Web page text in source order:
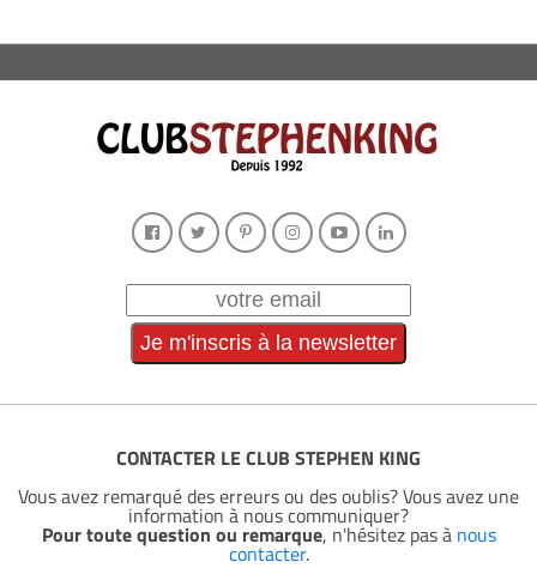
CONTACTER LE CLUB STEPHEN KING
Vous avez remarqué des erreurs ou des oublis? Vous avez une
information à nous communiquer?
Pour toute question ou remarque, n'hésitez pas à nous
contacter.